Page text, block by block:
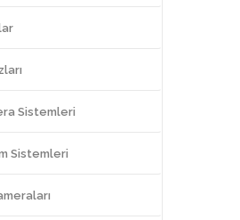
Sistemleri
Sistemleri